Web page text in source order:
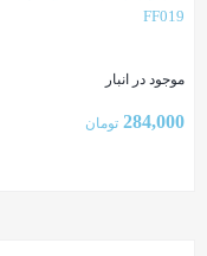
FF019
موجود در انبار
284,000 تومان